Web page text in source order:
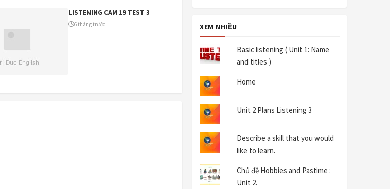
LISTENING CAM 19 TEST 3
6 tháng trước XEM NHIỀU
Basic listening ( Unit 1: Name
and titles )
Home
Unit 2 Plans Listening 3
Describe a skill that you would
like to learn.
Chủ đề Hobbies and Pastime :
Unit 2.